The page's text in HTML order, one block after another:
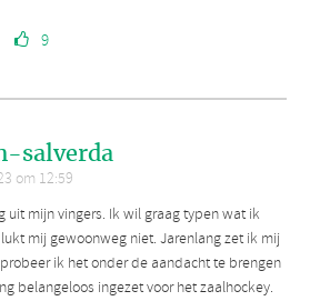
9
salverda
om 12:59
uit mijn vingers. Ik wil graag typen wat ik
mij gewoonweg niet. Jarenlang zet ik mij
ik het onder de aandacht te brengen
belangeloos ingezet voor het zaalhockey.